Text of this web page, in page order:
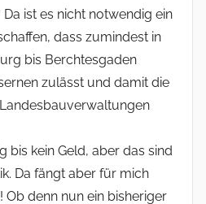
ist es nicht notwendig ein
dass zumindest in
bis Berchtesgaden
zulässt und damit die
bis kein Geld, aber das sind
Da fängt aber für mich
Ob denn nun ein bisheriger